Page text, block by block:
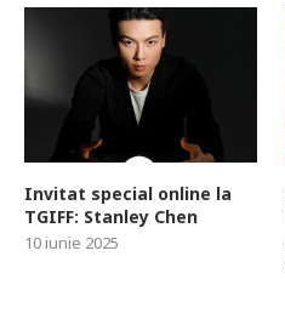
Invitat special online la
TGIFF: Stanley Chen
10 iunie 2025